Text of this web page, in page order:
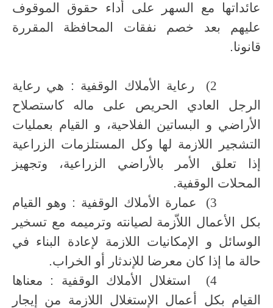
عائداتها مع السهر على أداء حقوق الموقوف
عليهم بعد خصم نفقات المحافظة المقررة
قانونا.
2)
رعاية الأملاك الوقفية : هي رعاية
الرجل العادي الحريص على ماله كاستصلاح
الأراضي و البساتين الفلاحية، و القيام بعمليات
التشجير اللازمة لها وكل المستلزمات الزراعية
إذا تعلق الأمر بالأراضي الزراعية، وتجهيز
المحلات الوقفية.
3)
عمارة الأملاك الوقفية : وهو القيام
بكل الأعمال اللاّزمة لصيانته وترميمه مع تسخير
الوسائل و الإمكانيات اللازمة لإعادة البناء في
حالة ما إذا كان معرضا للإندثار أو الخراب.
4)
استغلال الأملاك الوقفية : معناها
القيام بكل أعمال الإستغلال اللازمة من إيجار